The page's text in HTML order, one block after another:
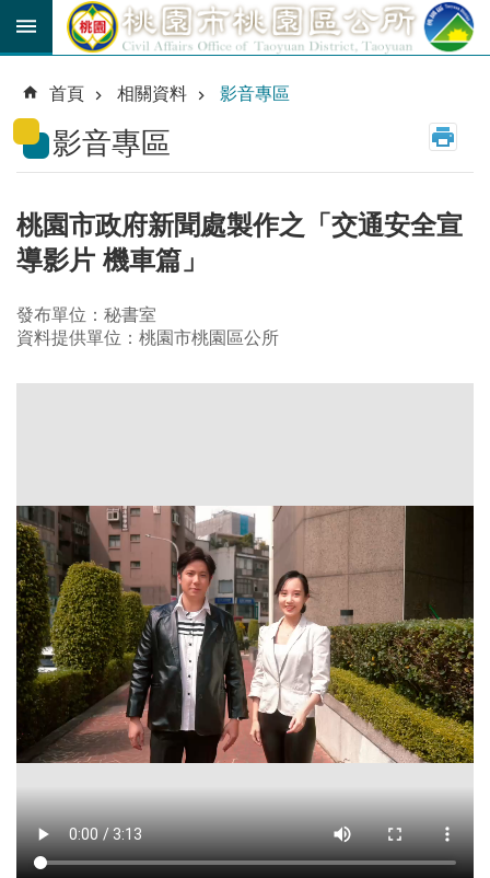
跳到主要內容區塊
育
貼
公
路
線
民
卡
進
本
區
介
紹
訊
息
公
告
活
便
民
資
首頁 相關資料 影音專區
影音專區
桃園市政府新聞處製作之「交通安全宣
導影片 機車篇」
發布單位：秘書室
資料提供單位：桃園市桃園區公所